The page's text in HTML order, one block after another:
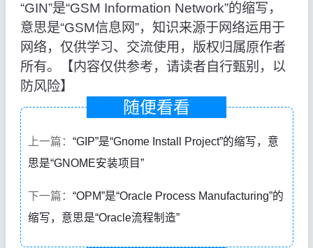
“GIN”是“GSM Information Network”的缩写，
意思是“GSM信息网”，知识来源于网络运用于
网络，仅供学习、交流使用，版权归属原作者
所有。【内容仅供参考，请读者自行甄别，以
防风险】
随便看看
上一篇： “GIP”是“Gnome Install Project”的缩写，意
思是“GNOME安装项目”
下一篇： “OPM”是“Oracle Process Manufacturing”的
缩写，意思是“Oracle流程制造”